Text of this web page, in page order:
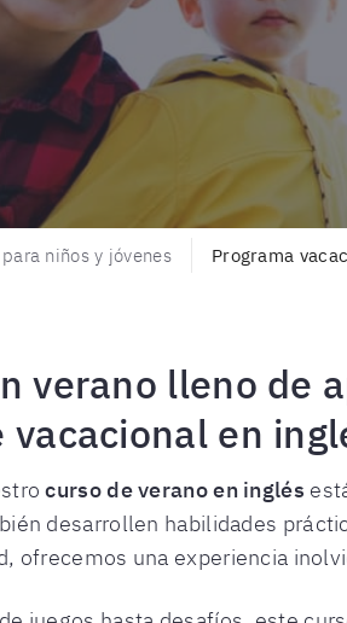
niños y jóvenes Programa
verano lleno de
vacacional en
curso de verano en inglés
desarrollen habilidades
ofrecemos una experiencia